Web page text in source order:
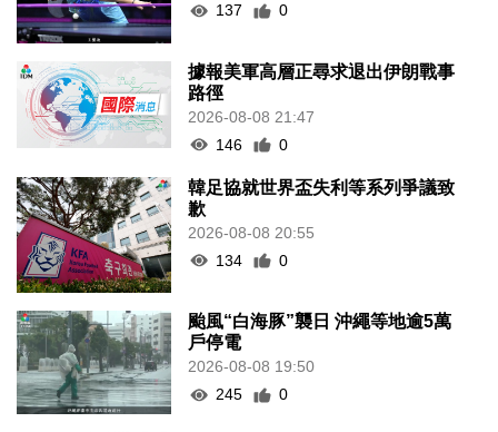
137
0
據報美軍高層正尋求退出伊朗戰事
路徑
2026-08-08 21:47
146
0
韓足協就世界盃失利等系列爭議致
歉
2026-08-08 20:55
134
0
颱風“白海豚”襲日 沖繩等地逾5萬
戶停電
2026-08-08 19:50
245
0